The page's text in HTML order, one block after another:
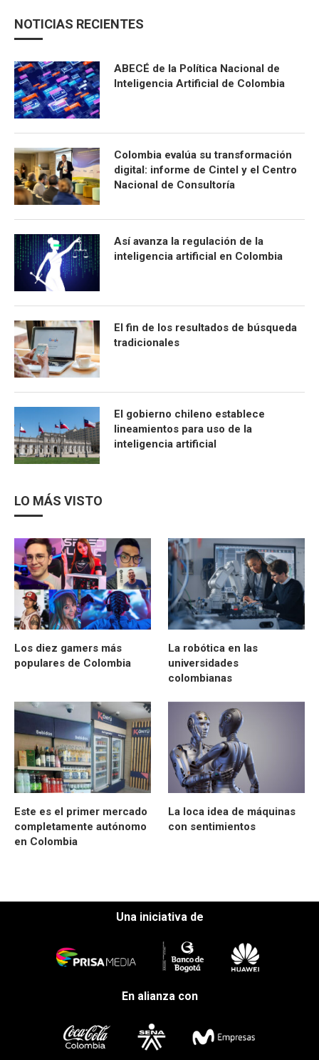
NOTICIAS RECIENTES
ABECÉ de la Política Nacional de
Inteligencia Artificial de Colombia
Colombia evalúa su transformación
digital: informe de Cintel y el Centro
Nacional de Consultoría
Así avanza la regulación de la
inteligencia artificial en Colombia
El fin de los resultados de búsqueda
tradicionales
El gobierno chileno establece
lineamientos para uso de la
inteligencia artificial
LO MÁS VISTO
Los diez gamers más
populares de Colombia
La robótica en las
universidades
colombianas
Este es el primer mercado
completamente autónomo
en Colombia
La loca idea de máquinas
con sentimientos
Una iniciativa de
En alianza con